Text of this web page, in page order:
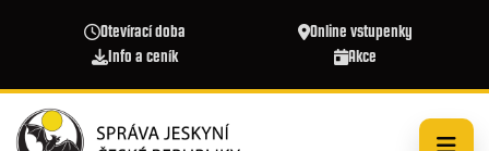
Otevírací doba
Online vstupenky
Info a ceník
Akce